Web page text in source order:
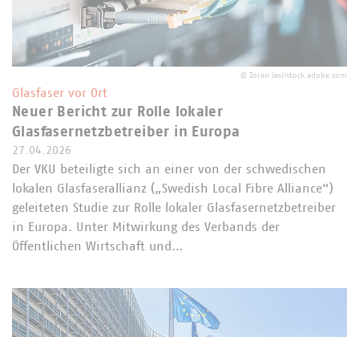
© Zoran Jesi/stock.adobe.com
Glasfaser vor Ort
Neuer Bericht zur Rolle lokaler
Glasfasernetzbetreiber in Europa
27.04.2026
Der VKU beteiligte sich an einer von der schwedischen
lokalen Glasfaserallianz („Swedish Local Fibre Alliance“)
geleiteten Studie zur Rolle lokaler Glasfasernetzbetreiber
in Europa. Unter Mitwirkung des Verbands der
Öffentlichen Wirtschaft und…